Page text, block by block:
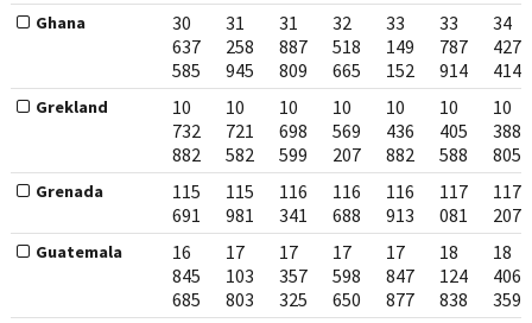
Ghana
30
637
585
31
258
945
31
887
809
32
518
665
33
149
152
33
787
914
34
427
414
Grekland
10
732
882
10
721
582
10
698
599
10
569
207
10
436
882
10
405
588
10
388
805
Grenada
115
691
115
981
116
341
116
688
116
913
117
081
117
207
Guatemala
16
845
685
17
103
803
17
357
325
17
598
650
17
847
877
18
124
838
18
406
359